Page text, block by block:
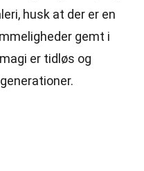
husk at der er en
gemt i
er tidløs og